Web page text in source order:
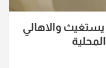
يستغيث والاهالي